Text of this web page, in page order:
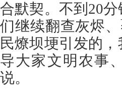
合默契。不到20
们继续翻查灰烬
民燎坝埂引发的
导大家文明农事
说。